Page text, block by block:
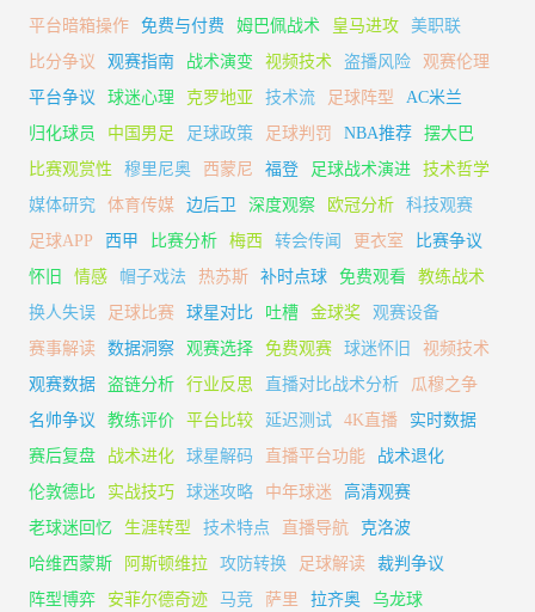
平台暗箱操作
免费与付费 姆巴佩战术 皇马进攻
美职联
比分争议
观赛指南 战术演变 视频技术 盗播风险
观赛伦理
平台争议
球迷心理 克罗地亚 技术流 足球阵型
AC米兰
归化球员
中国男足 足球政策 足球判罚 NBA推荐
摆大巴
比赛观赏性
穆里尼奥 西蒙尼 福登 足球战术演进
技术哲学
媒体研究
体育传媒 边后卫 深度观察 欧冠分析
科技观赛
足球APP
西甲 比赛分析 梅西 转会传闻 更衣室
比赛争议
怀旧
情感 帽子戏法 热苏斯 补时点球 免费观看
教练战术
换人失误
足球比赛 球星对比 吐槽 金球奖
观赛设备
赛事解读
数据洞察 观赛选择 免费观赛 球迷怀旧
视频技术
观赛数据
盗链分析 行业反思 直播对比战术分析
瓜穆之争
名帅争议
教练评价 平台比较 延迟测试 4K直播
实时数据
赛后复盘
战术进化 球星解码 直播平台功能
战术退化
伦敦德比
实战技巧 球迷攻略 中年球迷
高清观赛
老球迷回忆
生涯转型 技术特点 直播导航
克洛波
哈维西蒙斯
阿斯顿维拉 攻防转换 足球解读
裁判争议
阵型博弈
安菲尔德奇迹 马竞 萨里 拉齐奥 乌龙球